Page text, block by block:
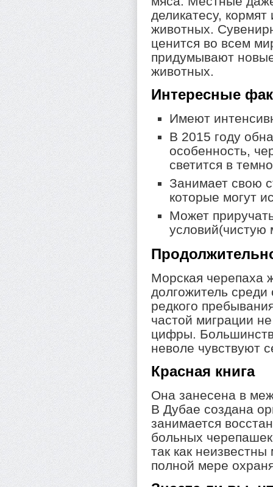
деликатесу,
животных.
ценится во всем
придумывают
животных.
Интересные
Имеют
В 2015 году
особенность,
светится в
Занимает свою
которые могут
Может
условий(чистую
Морская черепаха
долгожитель
редкого
частой миграции
цифры.
неволе чувствуют
Красная книга
Она занесена в
В Дубае создана
занимается
больных
так как
полной мере